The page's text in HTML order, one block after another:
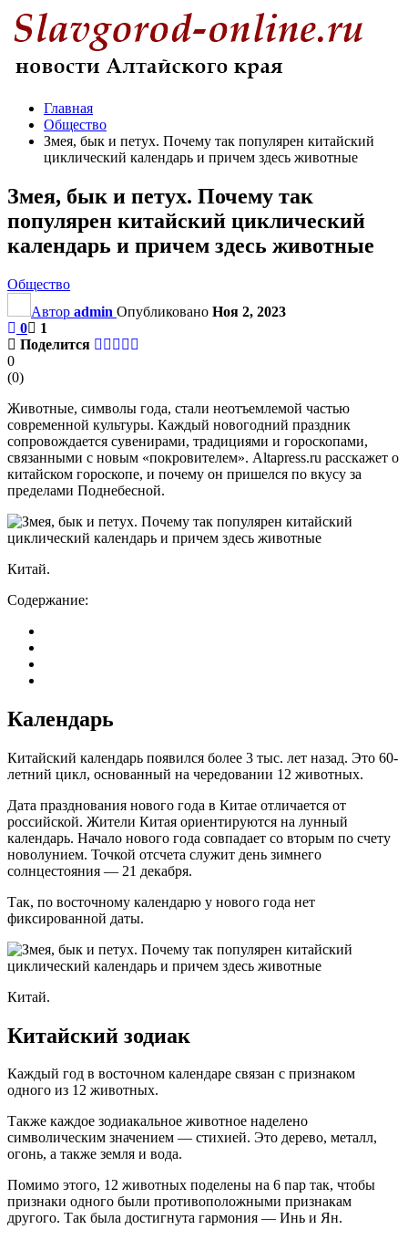
Главная
Общество
Змея, бык и петух. Почему так популярен китайский
циклический календарь и причем здесь животные
Змея, бык и петух. Почему так
популярен китайский циклический
календарь и причем здесь животные
Общество
Автор admin Опубликовано Ноя 2, 2023
0
1
Поделится
0
(0)
Животные, символы года, стали неотъемлемой частью
современной культуры. Каждый новогодний праздник
сопровождается сувенирами, традициями и гороскопами,
связанными с новым «покровителем». Altapress.ru расскажет о
китайском гороскопе, и почему он пришелся по вкусу за
пределами Поднебесной.
Китай.
Содержание:
Календарь
Китайский календарь появился более 3 тыс. лет назад. Это 60-
летний цикл, основанный на чередовании 12 животных.
Дата празднования нового года в Китае отличается от
российской. Жители Китая ориентируются на лунный
календарь. Начало нового года совпадает со вторым по счету
новолунием. Точкой отсчета служит день зимнего
солнцестояния — 21 декабря.
Так, по восточному календарю у нового года нет
фиксированной даты.
Китай.
Китайский зодиак
Каждый год в восточном календаре связан с признаком
одного из 12 животных.
Также каждое зодиакальное животное наделено
символическим значением — стихией. Это дерево, металл,
огонь, а также земля и вода.
Помимо этого, 12 животных поделены на 6 пар так, чтобы
признаки одного были противоположными признакам
другого. Так была достигнута гармония — Инь и Ян.